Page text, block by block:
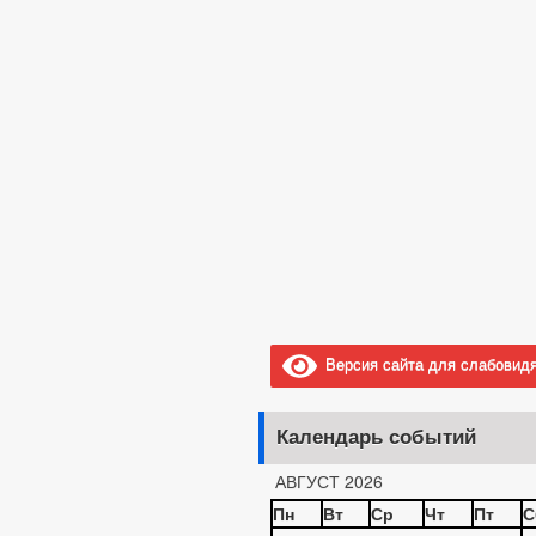
Версия сайта для
Календарь событий
АВГУСТ 2026
Пн
Вт Ср Чт Пт